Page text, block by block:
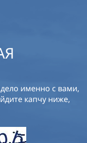
именно с вами,
капчу ниже,